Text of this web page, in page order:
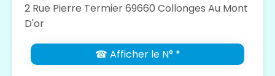
2 Rue Pierre Termier 69660 Collonges Au Mont
D'or
☎ Afficher le N° *